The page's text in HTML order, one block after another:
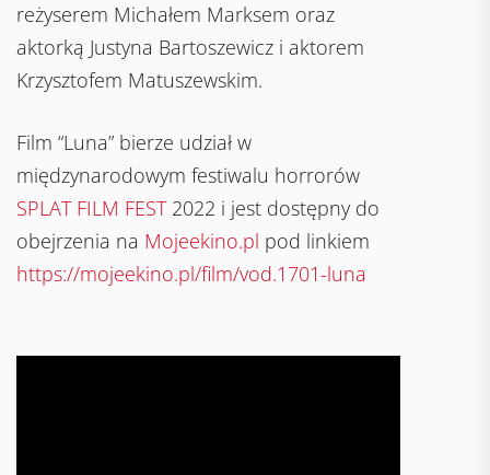
reżyserem Michałem Marksem oraz
aktorką Justyna Bartoszewicz i aktorem
Krzysztofem Matuszewskim.
Film “Luna” bierze udział w
międzynarodowym festiwalu horrorów
SPLAT FILM FEST2022 i jest dostępny do
obejrzenia na Mojeekino.pl pod linkiem
https://mojeekino.pl/film/vod.1701-luna